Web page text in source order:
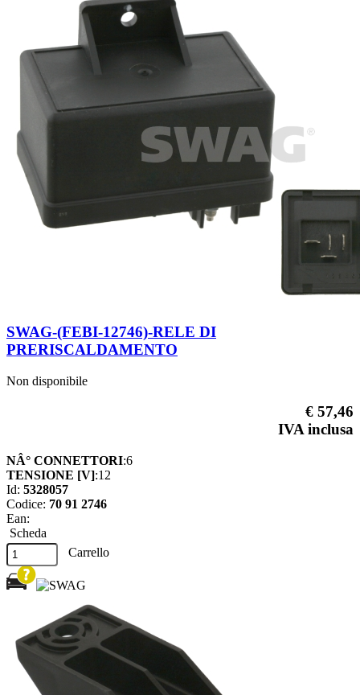
SWAG-(FEBI-12746)-RELE DI
PRERISCALDAMENTO
Non disponibile
€ 57,46
IVA inclusa
NÂ° CONNETTORI:6
TENSIONE [V]:12
Id: 5328057
Codice: 70 91 2746
Ean:
Scheda
Carrello